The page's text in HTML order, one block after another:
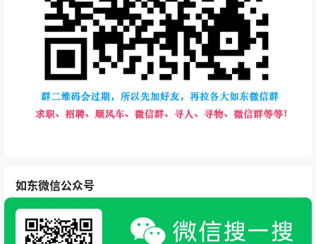
如东微信公众号